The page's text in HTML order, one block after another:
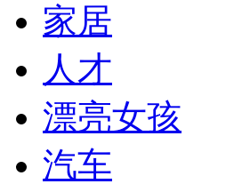
家居
人才
漂亮女孩
汽车